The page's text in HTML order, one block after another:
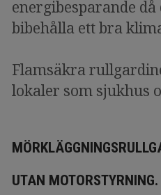
energibesparande
bibehålla ett bra
Flamsäkra
lokaler som sjukhus
UTAN MOTORSTYRNING.